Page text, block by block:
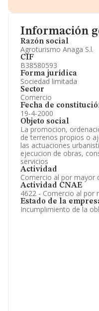
Información
Razón social
Agroturismo Anaga S.l.
CIF
B38580593
Forma jurídica
Sociedad limitada
Sector
Comercio
Fecha de
19-4-2000
Objeto social
La promocion,
de terrenos propios o
las actuaciones
ejecucion de obras,
servicios
Actividad
Comercio al por mayor
Actividad CNAE
4622 - Comercio al por
Estado de la
Incumplimiento de la
Información oficial